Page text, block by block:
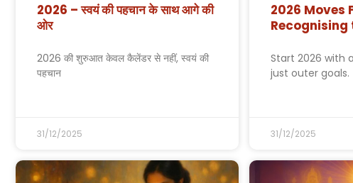
2026 – स्वयं की पहचान के साथ आगे की
ओर
2026 की शुरुआत केवल कैलेंडर से नहीं, स्वयं की
पहचान
31/12/2025
2026 Moves
Recognising
Start 2026 with
just outer goals.
31/12/2025